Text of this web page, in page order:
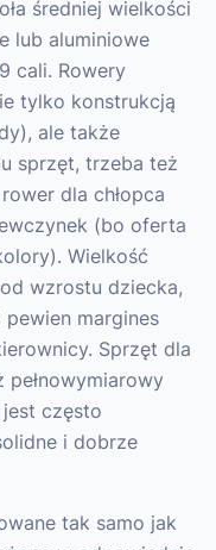
średniej wielkości
lub aluminiowe
cali. Rowery
tylko konstrukcją
ale także
sprzęt, trzeba też
dla chłopca
(bo oferta
Wielkość
wzrostu dziecka,
margines
Sprzęt dla
pełnowymiarowy
często
i dobrze
tak samo jak